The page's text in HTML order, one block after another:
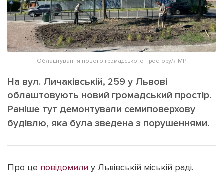
Картки
Репортаж
Розслідування
Погляди
Лонгріди
Фото/Відео
Made in Lviv
Зв'язатися з нами
Облаштування нового громадського простору/ЛМР
На вул. Личаківській, 259 у Львові
облаштовують новий громадський простір.
Раніше тут демонтували семиповерхову
будівлю, яка була зведена з порушеннями.
Про це повідомили у Львівській міській раді.